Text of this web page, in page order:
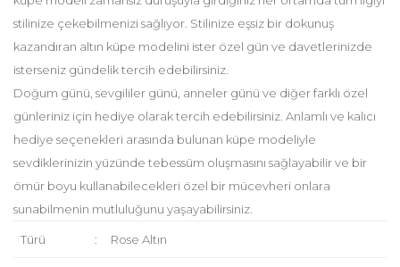
stilinize çekebilmenizi sağlıyor. Stilinize eşsiz bir dokunuş
kazandıran altın küpe modelini ister özel gün ve davetlerinizde
isterseniz gündelik tercih edebilirsiniz.
Doğum günü, sevgililer günü, anneler günü ve diğer farklı özel
günleriniz için hediye olarak tercih edebilirsiniz. Anlamlı ve kalıcı
hediye seçenekleri arasında bulunan küpe modeliyle
sevdiklerinizin yüzünde tebessüm oluşmasını sağlayabilir ve bir
ömür boyu kullanabilecekleri özel bir mücevheri onlara
sunabilmenin mutluluğunu yaşayabilirsiniz.
Türü : Rose Altın